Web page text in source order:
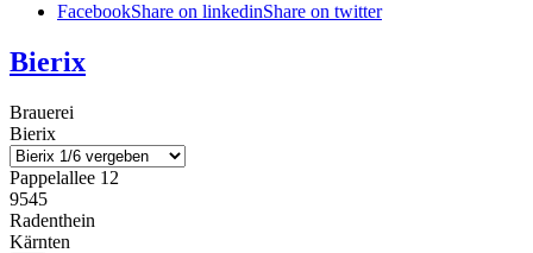
FacebookShare on linkedinShare on twitter
Bierix
Brauerei
Bierix
Pappelallee 12
9545
Radenthein
Kärnten